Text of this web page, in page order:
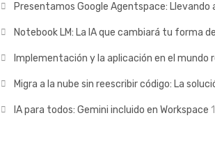
Presentamos Google Agentspace: Llevando
Notebook LM: La IA que cambiará tu forma
Implementación y la aplicación en el mundo
Migra a la nube sin reescribir código: La
IA para todos: Gemini incluido en Workspace